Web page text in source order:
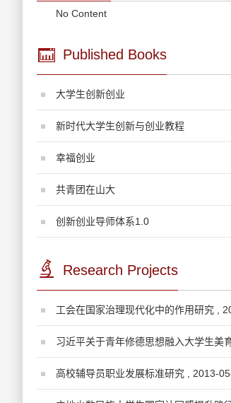
No Content
Published Books
大学生创新创业
新时代大学生创新与创业教程
幸福创业
共青团在山大
创新创业导师体系1.0
Research Projects
工会在国家治理现代化中的作用研究 ,
习近平关于青年修德思想融入大学生美
高校辅导员职业发展标准研究 , 2013-